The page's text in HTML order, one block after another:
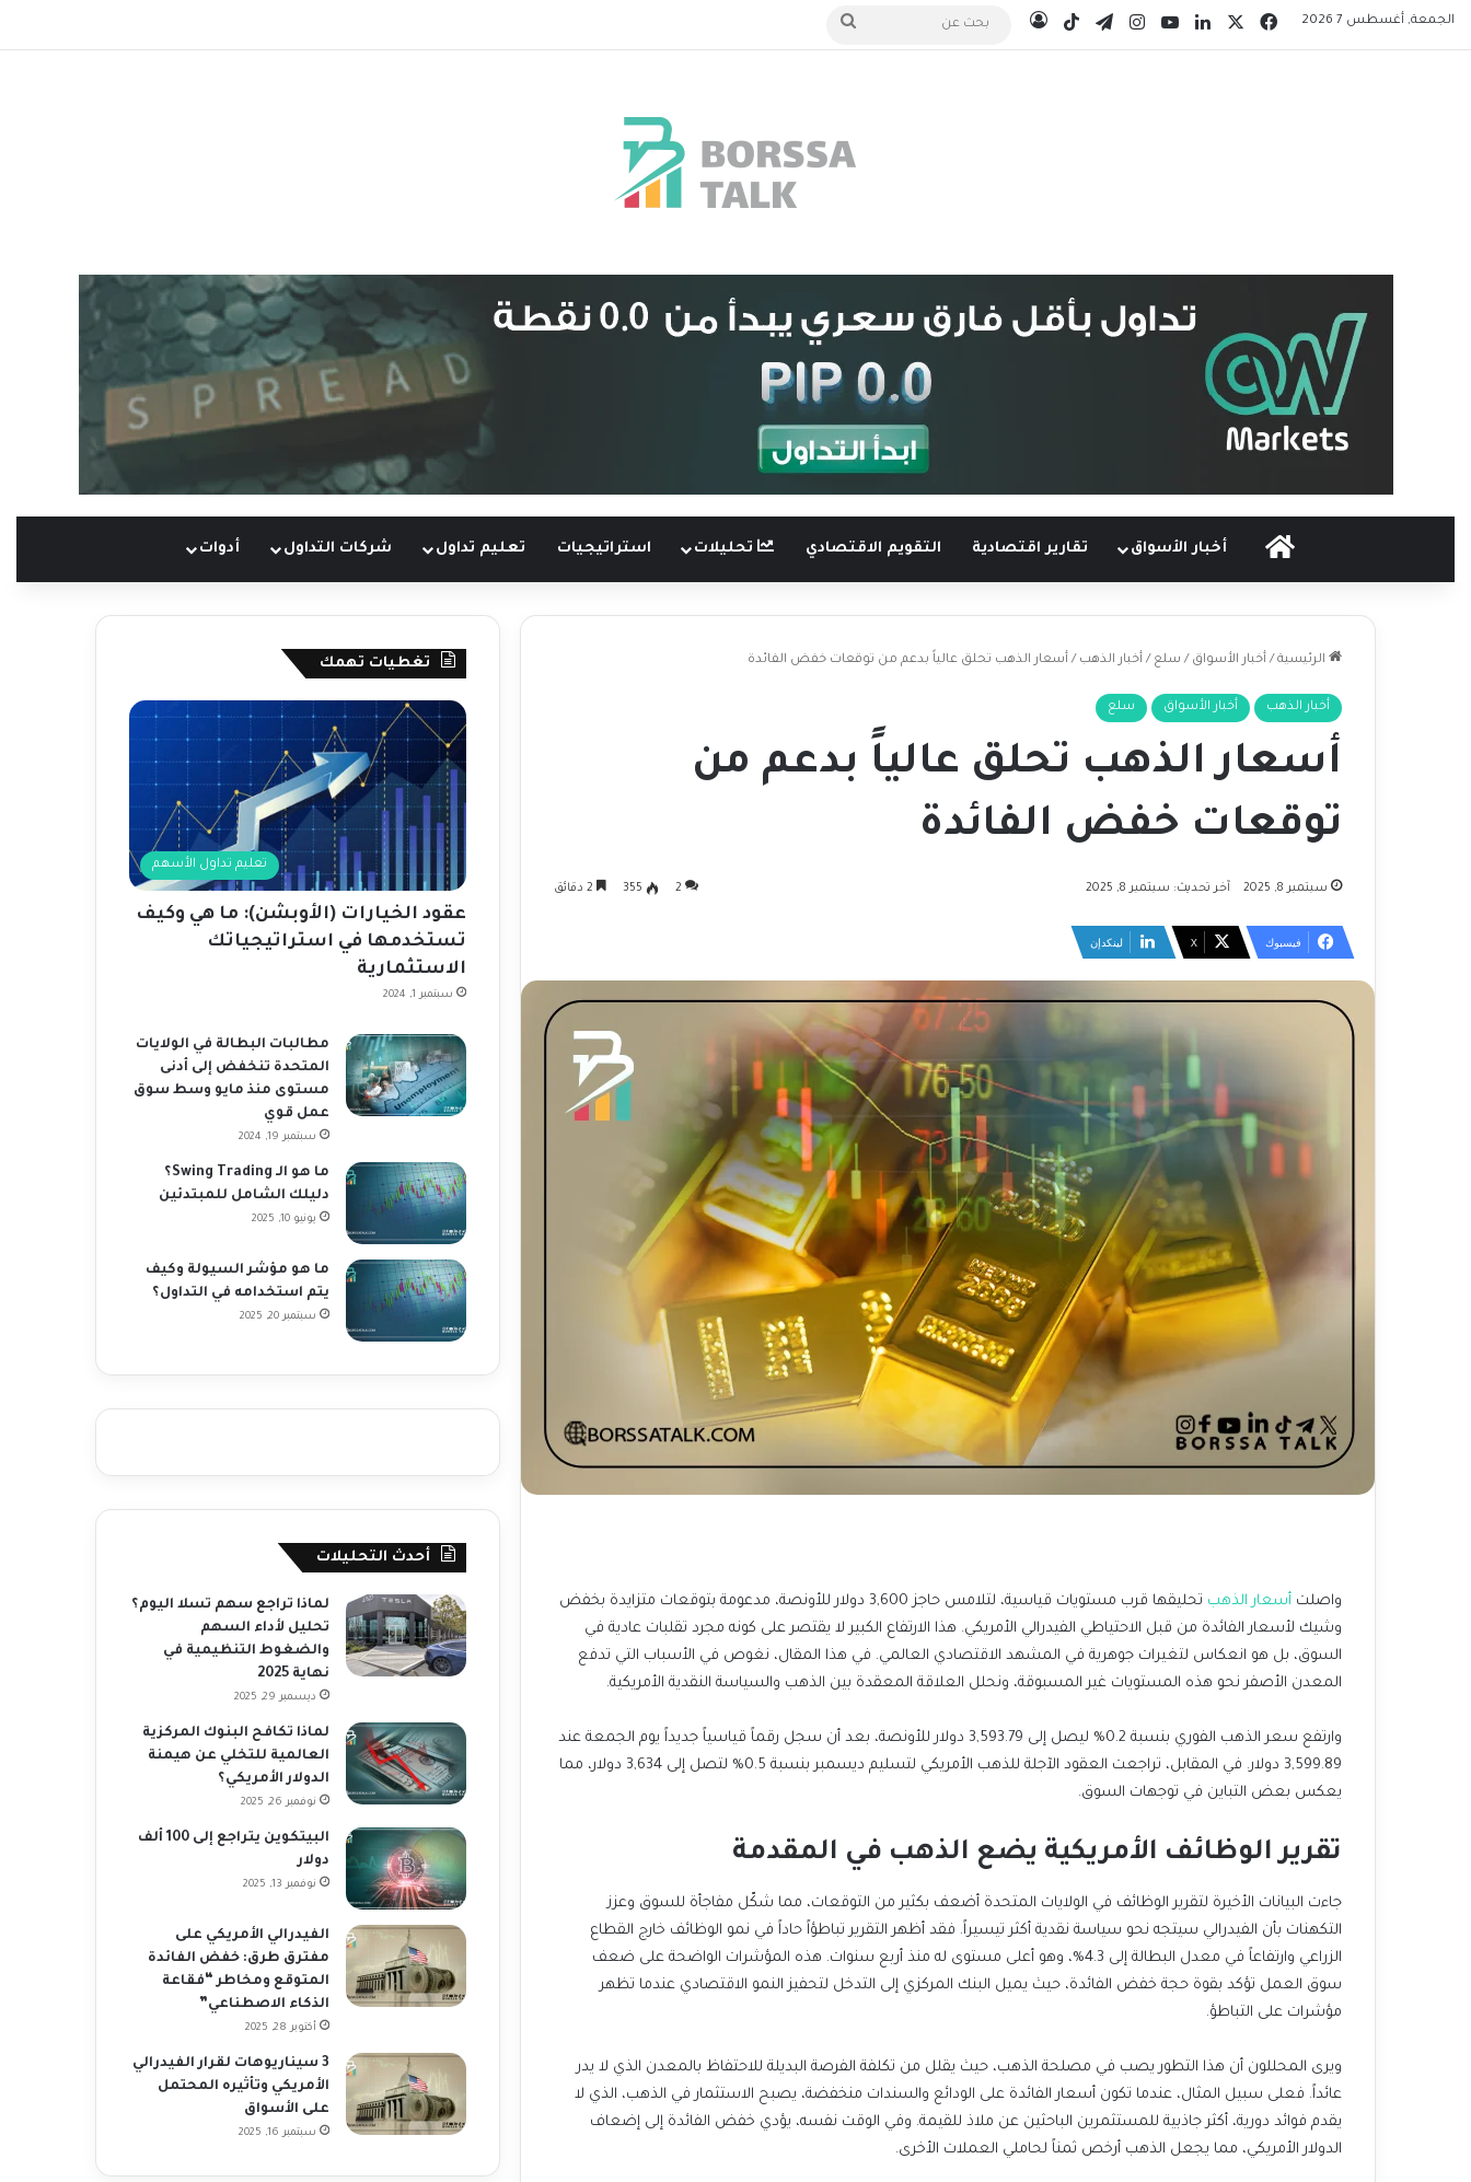
الجمعة, أغسطس 7 2026 فيسبوك لينكدإن‫YouTubeانستقرامتيلقرام‫TikTokتسجيل الدخول
الرئيسيةأخبار الأسواق تقارير اقتصادية التقويم الاقتصادي تحليلات استراتيجيات تعليم تداول شركات التداول أدوات
الرئيسية / أخبار الأسواق / سلع / أخبار الذهب / أسعار الذهب تحلق عالياً بدعم من توقعات خفض الفائدة
أخبار الذهب أخبار الأسواق سلع
أسعار الذهب تحلق عالياً بدعم من
توقعات خفض الفائدة
سبتمبر 8, 2025 آخر تحديث: سبتمبر 8, 2025 2
355
فيسبوك ‫X لينكدإن
واصلت أسعار الذهب
المعدن الأصفر نحو هذه المستويات غير المسبوقة، ونحلل العلاقة المعقدة بين الذهب والسياسة النقدية الأمريكية.
يعكس بعض التباين في توجهات السوق.
تقرير الوظائف الأمريكية يضع الذهب في المقدمة
جاءت البيانات الأخيرة لتقرير الوظائف في الولايات المتحدة أضعف بكثير من التوقعات، مما شكّل مفاجأة للسوق وعزز
مؤشرات على التباطؤ.
الدولار الأمريكي، مما يجعل الذهب أرخص ثمناً لحاملي العملات الأخرى.
تغطيات تهمك
تعليم تداول الأسهم
عقود الخيارات (الأوبشن): ما هي وكيف
تستخدمها في استراتيجياتك
الاستثمارية
سبتمبر 1, 2024
مطالبات البطالة في الولايات
المتحدة تنخفض إلى أدنى
مستوى منذ مايو وسط سوق
عمل قوي
سبتمبر 19, 2024
ما هو الـ Swing Trading؟
دليلك الشامل للمبتدئين
يونيو 10, 2025
ما هو مؤشر السيولة وكيف
يتم استخدامه في التداول؟
سبتمبر 20, 2025
أحدث التحليلات
لماذا تراجع سهم تسلا اليوم؟
تحليل لأداء السهم
والضغوط التنظيمية في
نهاية 2025
ديسمبر 29, 2025
لماذا تكافح البنوك المركزية
العالمية للتخلي عن هيمنة
الدولار الأمريكي؟
نوفمبر 26, 2025
البيتكوين يتراجع إلى 100 ألف
دولار
نوفمبر 13, 2025
الفيدرالي الأمريكي على
مفترق طرق: خفض الفائدة
المتوقع ومخاطر “فقاعة
الذكاء الاصطناعي”
أكتوبر 28, 2025
3 سيناريوهات لقرار الفيدرالي
الأمريكي وتأثيره المحتمل
على الأسواق
سبتمبر 16, 2025